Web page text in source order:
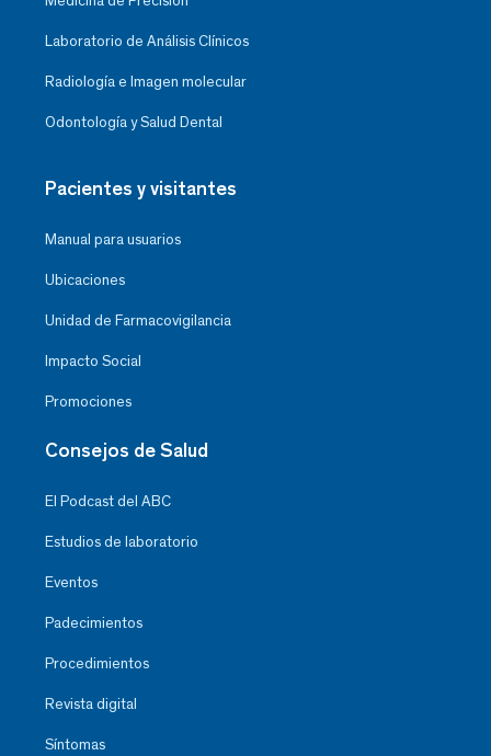
Laboratorio de Análisis Clínicos
Radiología e Imagen molecular
Odontología y Salud Dental
Pacientes y visitantes
Manual para usuarios
Ubicaciones
Unidad de Farmacovigilancia
Impacto Social
Promociones
Consejos de Salud
El Podcast del ABC
Estudios de laboratorio
Eventos
Padecimientos
Procedimientos
Revista digital
Síntomas